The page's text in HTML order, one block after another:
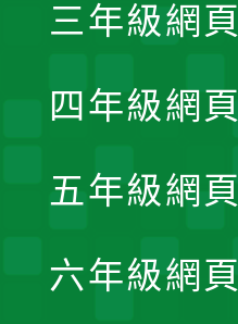
三年級網頁
四年級網頁
五年級網頁
六年級網頁